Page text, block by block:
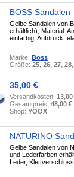
BOSS Sandalen
Gelbe Sandalen von
erhältlich); Material:
einfarbig, Aufdruck,
Marke:Boss
Größe:25, 26, 27,
35,00 €
Versandkosten:13,00
Gesamtpreis:48,00 €
Shop:YOOX
NATURINO
Gelbe Sandalen von
und Lederfarben
Leder,